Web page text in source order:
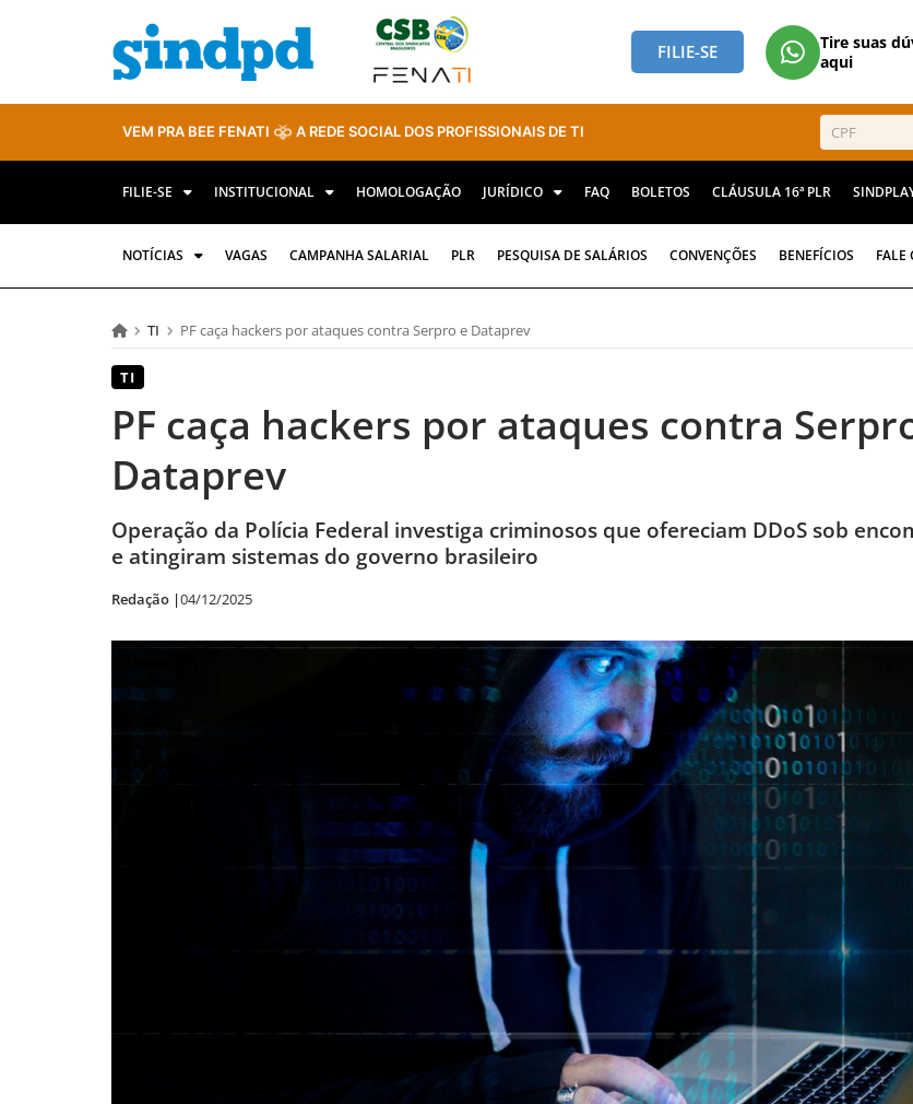
FILIE-SE
Tire suas
aqui
VEM PRA BEE FENATI A REDE SOCIAL DOS PROFISSIONAIS DE TI
FILIE-SE INSTITUCIONAL HOMOLOGAÇÃO JURÍDICO FAQ BOLETOS CLÁUSULA 16ª PLR
NOTÍCIAS VAGAS CAMPANHA SALARIAL PLR PESQUISA DE SALÁRIOS CONVENÇÕES BENEFÍCIOS FALE
TI PF caça hackers por ataques contra Serpro e Dataprev
TI
PF caça hackers por ataques contra
Dataprev
Operação da Polícia Federal investiga criminosos que ofereciam DDoS sob
e atingiram sistemas do governo brasileiro
Redação |04/12/2025